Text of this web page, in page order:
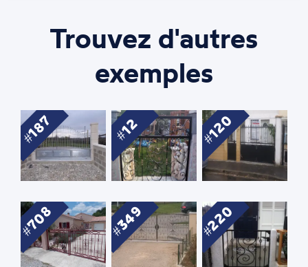
Trouvez d'autres
exemples
187 12 120
708 349 220